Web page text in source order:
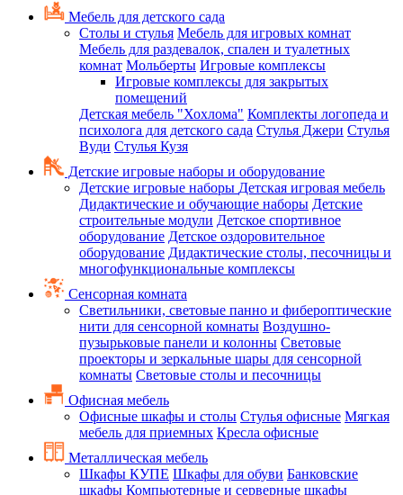
Мебель для детского сада
Столы и стулья Мебель для игровых комнат
Мебель для раздевалок, спален и туалетных
комнат Мольберты Игровые комплексы
Игровые комплексы для закрытых
помещений
Детская мебель "Хохлома" Комплекты логопеда и
психолога для детского сада Стулья Джери Стулья
Вуди Стулья Кузя
Детские игровые наборы и оборудование
Детские игровые наборы Детская игровая мебель
Дидактические и обучающие наборы Детские
строительные модули Детское спортивное
оборудование Детское оздоровительное
оборудование Дидактические столы, песочницы и
многофункциональные комплексы
Сенсорная комната
Светильники, световые панно и фибероптические
нити для сенсорной комнаты Воздушно-
пузырьковые панели и колонны Световые
проекторы и зеркальные шары для сенсорной
комнаты Световые столы и песочницы
Офисная мебель
Офисные шкафы и столы Стулья офисные Мягкая
мебель для приемных Кресла офисные
Металлическая мебель
Шкафы КУПЕ Шкафы для обуви Банковские
шкафы Компьютерные и серверные шкафы